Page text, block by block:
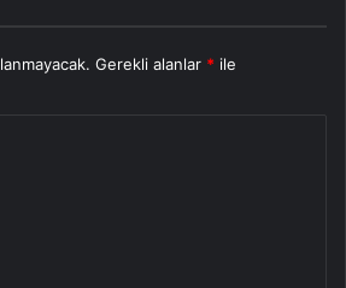
Gerekli alanlar * ile